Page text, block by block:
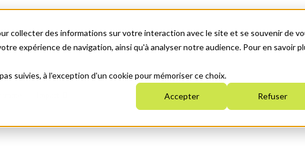
collecter des informations sur votre interaction avec le site et se souvenir de
expérience de navigation, ainsi qu'à analyser notre audience. Pour en savoir
suivies, à l'exception d'un cookie pour mémoriser ce choix.
Accepter Refuser